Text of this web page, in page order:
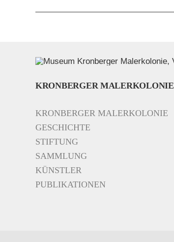
KRONBERGER MALERKOLONIE
KRONBERGER MALERKOLONIE
GESCHICHTE
STIFTUNG
SAMMLUNG
KÜNSTLER
PUBLIKATIONEN